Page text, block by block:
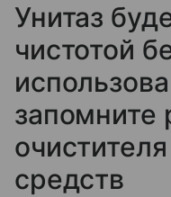
Унитаз
чистотой
запомните
средств